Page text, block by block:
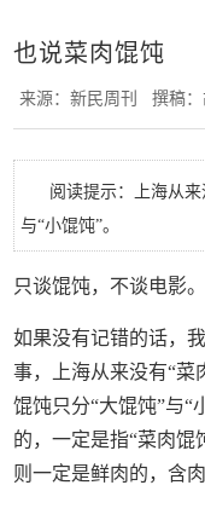
也说菜肉馄饨
来源：新民周刊撰稿
阅读提示：上海从
与“小馄饨”。
只谈馄饨，不谈电影。
如果没有记错的话，
事，上海从来没有“菜
馄饨只分“大馄饨”与“
的，一定是指“菜肉馄
则一定是鲜肉的，含